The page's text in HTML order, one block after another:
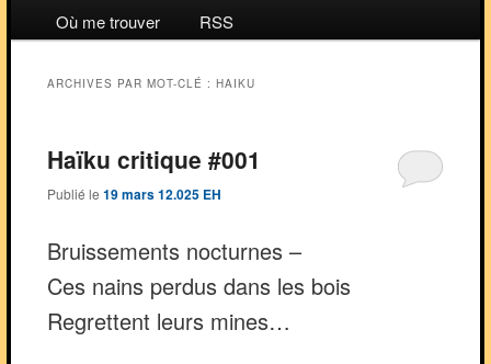
Où me trouver
RSS
ARCHIVES PAR MOT-CLÉ : HAIKU
Haïku critique #001
Publié le 19 mars 12.025 EH
Bruissements nocturnes –
Ces nains perdus dans les bois
Regrettent leurs mines…